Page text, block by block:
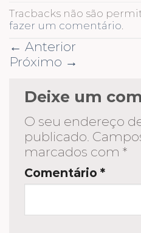
Tracbacks não são
fazer um comentário.
← Anterior
Próximo →
Deixe um
O seu endereço
publicado.
marcados com *
Comentário *